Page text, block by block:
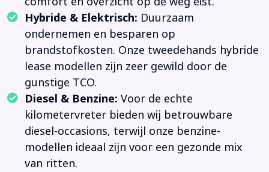
Hybride & Elektrisch: Duurzaam
ondernemen en besparen op
brandstofkosten. Onze tweedehands hybride
lease modellen zijn zeer gewild door de
gunstige TCO.
Diesel & Benzine: Voor de echte
kilometervreter bieden wij betrouwbare
diesel-occasions, terwijl onze benzine-
modellen ideaal zijn voor een gezonde mix
van ritten.